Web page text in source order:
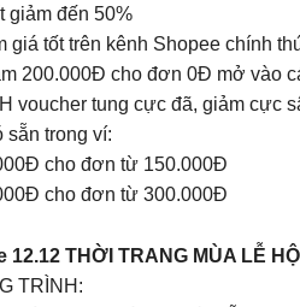
giảm đến 50%
giá tốt trên kênh Shopee chính
200.000Đ cho đơn 0Đ mở vào
voucher tung cực đã, giảm cực
sẵn trong ví:
cho đơn từ 150.000Đ
cho đơn từ 300.000Đ
12.12 THỜI TRANG MÙA LỄ
TRÌNH: